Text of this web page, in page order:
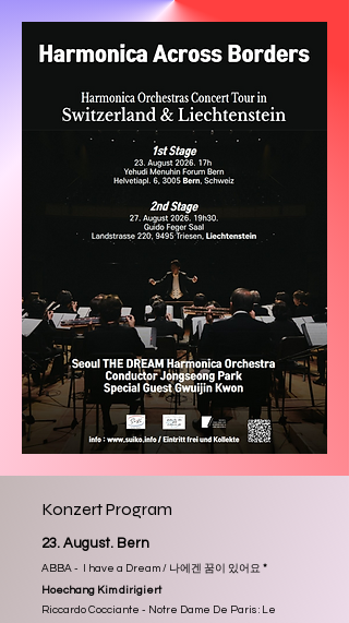
Konzert Program
23. August. Bern
ABBA - I have a Dream / 나에겐 꿈이 있어요 *
Hoechang Kim dirigiert
Riccardo Cocciante - Notre Dame De Paris : Le